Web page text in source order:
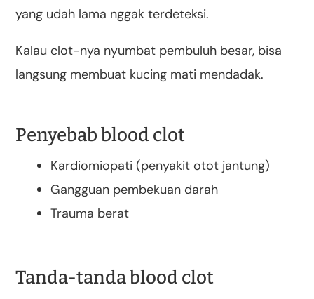
yang udah lama nggak terdeteksi.
Kalau clot-nya nyumbat pembuluh besar, bisa
langsung membuat kucing mati mendadak.
Penyebab blood clot
Kardiomiopati (penyakit otot jantung)
Gangguan pembekuan darah
Trauma berat
Tanda-tanda blood clot